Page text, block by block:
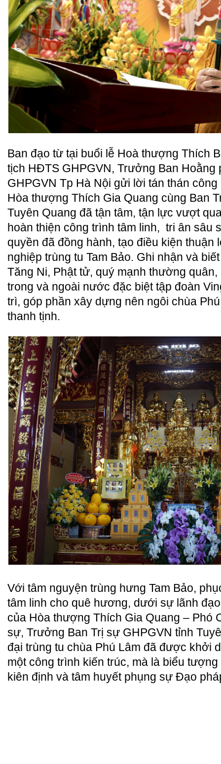
Ban đạo từ tại buổi lễ Hoà thượng Thích
tịch HĐTS GHPGVN, Trưởng Ban Hoằng
GHPGVN Tp Hà Nội gửi lời tán thán
Hòa thượng Thích Gia Quang cùng Ban
Tuyên Quang đã tận tâm, tận lực vượt
hoàn thiện công trình tâm linh, tri ân sâu
quyền đã đồng hành, tạo điều kiện thuận
nghiệp trùng tu Tam Bảo. Ghi nhận và
Tăng Ni, Phật tử, quý mạnh thường
trong và ngoài nước đặc biệt tập đoàn
trì, góp phần xây dựng nên ngôi chùa
thanh tịnh.
Với tâm nguyện trùng hưng Tam Bảo,
tâm linh cho quê hương, dưới sự lãnh
của Hòa thượng Thích Gia Quang – Phó
sự, Trưởng Ban Trị sự GHPGVN tỉnh
đại trùng tu chùa Phú Lâm đã được khởi
một công trình kiến trúc, mà là biểu
kiên định và tâm huyết phụng sự Đạo